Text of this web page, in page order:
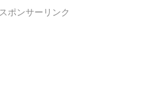
スポンサーリンク